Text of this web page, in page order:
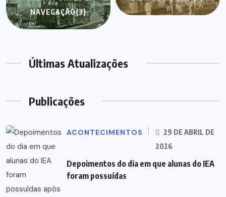
NAVEGAÇÃO(3)
Últimas Atualizações
Publicações
ACONTECIMENTOS
29 DE ABRIL DE
2026
Depoimentos do dia em que alunas do IEA
foram possuídas